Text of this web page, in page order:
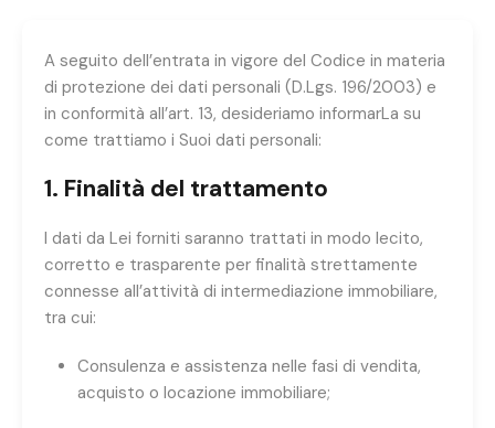
A seguito dell’entrata in vigore del Codice in materia
di protezione dei dati personali (D.Lgs. 196/2003) e
in conformità all’art. 13, desideriamo informarLa su
come trattiamo i Suoi dati personali:
1. Finalità del trattamento
I dati da Lei forniti saranno trattati in modo lecito,
corretto e trasparente per finalità strettamente
connesse all’attività di intermediazione immobiliare,
tra cui:
Consulenza e assistenza nelle fasi di vendita,
acquisto o locazione immobiliare;